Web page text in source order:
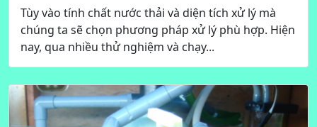
Tùy vào tính chất nước thải và diện tích xử lý mà
chúng ta sẽ chọn phương pháp xử lý phù hợp. Hiện
nay, qua nhiều thử nghiệm và chạy...